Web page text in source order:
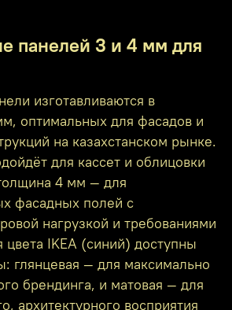
панелей 3 и 4 мм для
изготавливаются в
оптимальных для фасадов и
на казахстанском рынке.
для кассет и облицовки
4 мм — для
фасадных полей с
нагрузкой и требованиями
цвета IKEA (синий) доступны
глянцевая — для максимально
брендинга, и матовая — для
архитектурного восприятия